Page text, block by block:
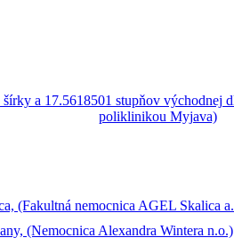
(Fakultná nemocnica AGEL Skalica
(Nemocnica Alexandra Wintera n.o.)